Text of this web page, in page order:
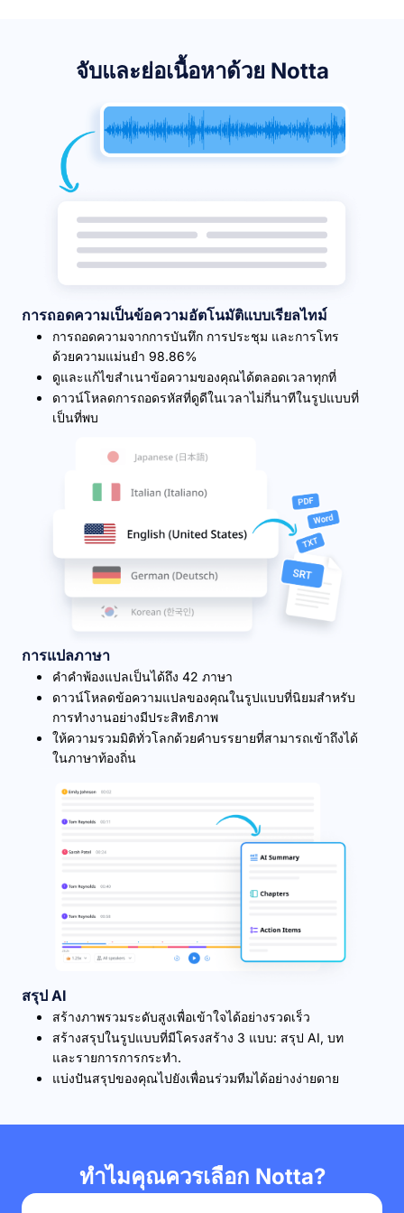
จับและย่อเนื้อหาด้วย Notta
การถอดความเป็นข้อความอัตโนมัติแบบเรียลไทม์
การถอดความจากการบันทึก การประชุม และการโทร
ด้วยความแม่นยำ 98.86%
ดูและแก้ไขสำเนาข้อความของคุณได้ตลอดเวลาทุกที่
ดาวน์โหลดการถอดรหัสที่ดูดีในเวลาไม่กี่นาทีในรูปแบบที่
เป็นที่พบ
การแปลภาษา
คำคำพ้องแปลเป็นได้ถึง 42 ภาษา
ดาวน์โหลดข้อความแปลของคุณในรูปแบบที่นิยมสำหรับ
การทำงานอย่างมีประสิทธิภาพ
ให้ความรวมมิติทั่วโลกด้วยคำบรรยายที่สามารถเข้าถึงได้
ในภาษาท้องถิ่น
สรุป AI
สร้างภาพรวมระดับสูงเพื่อเข้าใจได้อย่างรวดเร็ว
สร้างสรุปในรูปแบบที่มีโครงสร้าง 3 แบบ: สรุป AI, บท
และรายการการกระทำ.
แบ่งปันสรุปของคุณไปยังเพื่อนร่วมทีมได้อย่างง่ายดาย
ทำไมคุณควรเลือก Notta?